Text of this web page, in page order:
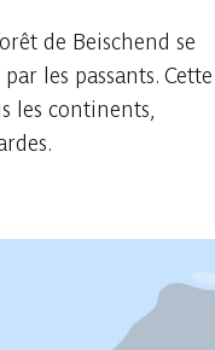
de Beischend se
les passants. Cette
les continents,